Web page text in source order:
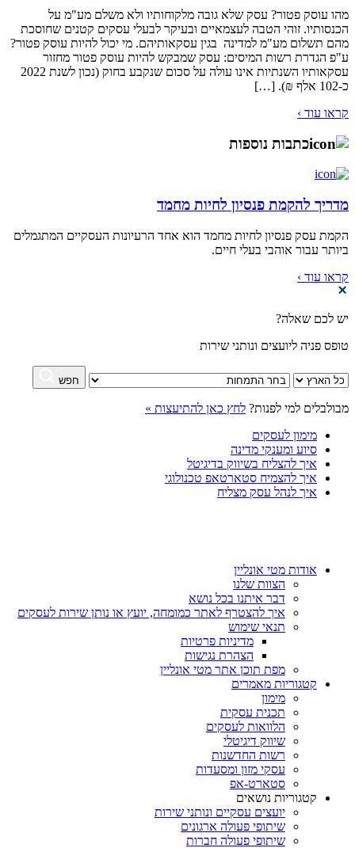
מהו עוסק פטור? עסק שלא גובה מלקוחותיו ולא משלם מע"מ על
הכנסותיו. זוהי הטבה לעצמאיים ובעיקר לבעלי עסקים קטנים שחוסכת
מהם תשלום מע"מ למדינה בגין עסקאותיהם. מי יכול להיות עוסק פטור?
ע"פ הגדרת רשות המיסים: עסק שמבקש להיות עוסק פטור מחזור
עסקאותיו השנתיות אינו עולה על סכום שנקבע בחוק (נכון לשנת 2022
כ-102 אלף ₪). […]
קראו עוד ›
כתבות נוספות
מדריך להקמת פנסיון לחיות מחמד
הקמת עסק פנסיון לחיות מחמד הוא אחד הרעיונות העסקיים המתגמלים
ביותר עבור אוהבי בעלי חיים.
קראו עוד ›
יש לכם שאלה?
טופס פניה ליועצים ונותני שירות
חפש
מבולבלים למי לפנות? לחץ כאן להתיעצות »
מימון לעסקים
סיוע ומענקי מדינה
איך להצליח בשיווק בדיגיטל
איך להצמיח סטארטאפ טכנולוגי
איך לנהל עסק מצליח
אודות מטי אונליין
הצוות שלנו
דבר איתנו בכל נושא
איך להצטרף לאתר כמומחה, יועץ או נותן שירות לעסקים
תנאי שימוש
מדיניות פרטיות
הצהרת נגישות
מפת תוכן אתר מטי אונליין
קטגוריות מאמרים
מימון
תכנית עסקית
הלוואות לעסקים
שיווק דיגיטלי
רשות החדשנות
עסקי מזון ומסעדות
סטארט-אפ
קטגוריות נושאים
יועצים עסקיים ונותני שירות
שיתופי פעולה ארגונים
שיתופי פעולה חברות